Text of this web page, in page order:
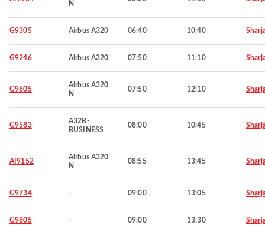
N
G9305 Airbus A320 06:40 10:40
G9246 Airbus A320 07:50 11:10
G9605
Airbus A320
N
07:50 12:10
G9583
A32B-
BUSINESS
08:00 10:45
AI9152
Airbus A320
N
08:55 13:45
G9734 - 09:00 13:05
G9805 - 09:00 13:30